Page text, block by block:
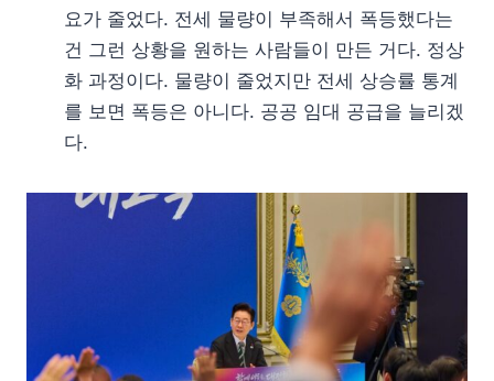
요가 줄었다. 전세 물량이 부족해서 폭등했다는
건 그런 상황을 원하는 사람들이 만든 거다. 정상
화 과정이다. 물량이 줄었지만 전세 상승률 통계
를 보면 폭등은 아니다. 공공 임대 공급을 늘리겠
다.